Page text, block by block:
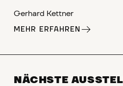
Gerhard Kettner
MEHR ERFAHREN
NÄCHSTE